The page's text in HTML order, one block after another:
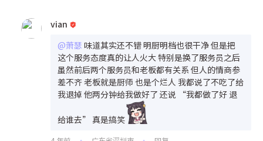
vian
@萧瑟 味道其实还不错 明厨明档也很干净 但是把
这个服务态度真的让人火大 特别是换了服务员之后
虽然前后两个服务员和老板都有关系 但人的情商参
差不齐 老板就是厨师 也是个烂人 我都说了不吃了给
我退掉 他两分钟给我做好了 还说 “我都做了好 退
给谁去” 真是搞笑